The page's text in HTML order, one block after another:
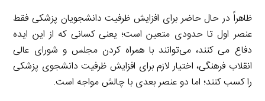
ظاهراً در حال حاضر برای افزایش ظرفیت دانشجویان پزشکی فقط
عنصر اول تا حدودی متعین است؛ یعنی کسانی که از این ایده
دفاع می کنند، می‌توانند با همراه کردن مجلس و شورای عالی
انقلاب فرهنگی، اختیار لازم برای افزایش ظرفیت دانشجوی پزشکی
را کسب کنند؛ اما دو عنصر بعدی با چالش مواجه است.